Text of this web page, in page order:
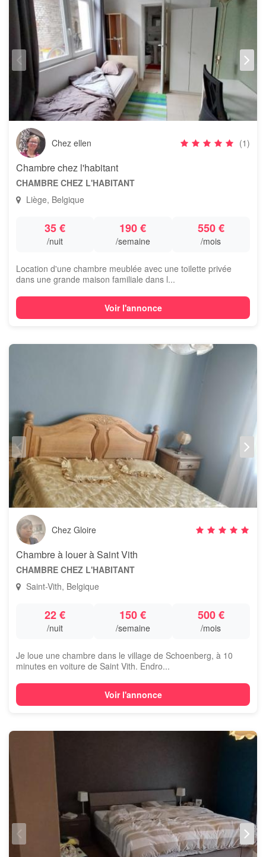
Chez ellen (1)
Chambre chez l'habitant
CHAMBRE CHEZ L'HABITANT
Liège, Belgique
35 €
/nuit
190 €
/semaine
550 €
/mois
Location d'une chambre meublée avec une toilette privée
dans une grande maison familiale dans l...
Voir l'annonce
Chez Gloire
Chambre à louer à Saint Vith
CHAMBRE CHEZ L'HABITANT
Saint-Vith, Belgique
22 €
/nuit
150 €
/semaine
500 €
/mois
Je loue une chambre dans le village de Schoenberg, à 10
minutes en voiture de Saint Vith. Endro...
Voir l'annonce